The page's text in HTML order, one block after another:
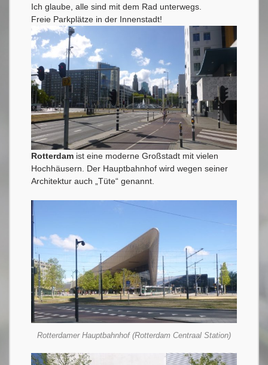
Ich glaube, alle sind mit dem Rad unterwegs.
Freie Parkplätze in der Innenstadt!
Rotterdam ist eine moderne Großstadt mit vielen
Hochhäusern. Der Hauptbahnhof wird wegen seiner
Architektur auch „Tüte“ genannt.
Rotterdamer Hauptbahnhof (Rotterdam Centraal Station)